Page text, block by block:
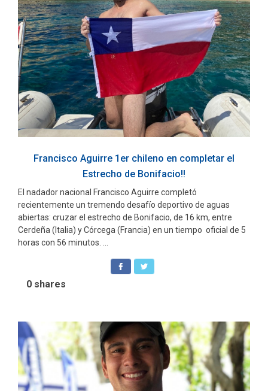
Francisco Aguirre 1er chileno en completar el
Estrecho de Bonifacio!!
El nadador nacional Francisco Aguirre completó
recientemente un tremendo desafío deportivo de aguas
abiertas: cruzar el estrecho de Bonifacio, de 16 km, entre
Cerdeña (Italia) y Córcega (Francia) en un tiempo oficial de 5
horas con 56 minutos. ...
0 shares